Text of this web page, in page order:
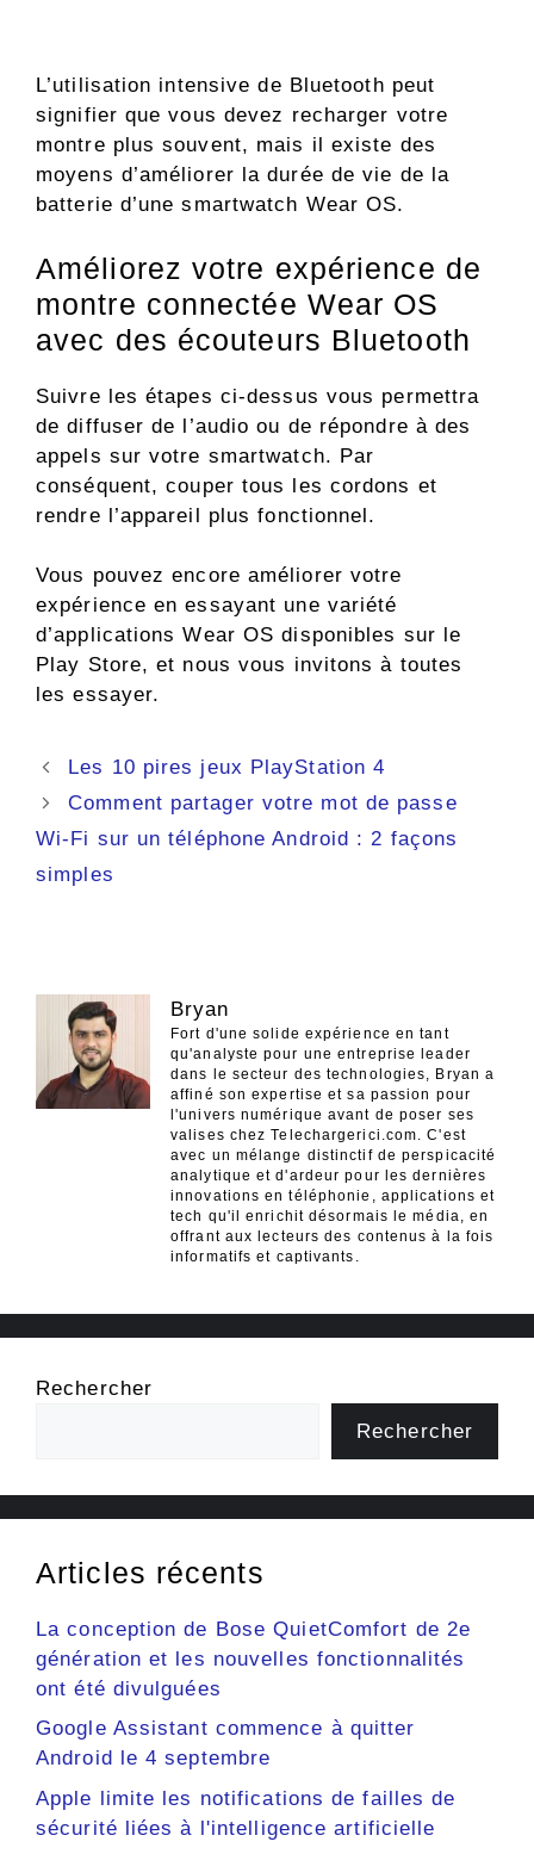
L’utilisation intensive de Bluetooth peut
signifier que vous devez recharger votre
montre plus souvent, mais il existe des
moyens d’améliorer la durée de vie de la
batterie d’une smartwatch Wear OS.
Améliorez votre expérience de
montre connectée Wear OS
avec des écouteurs Bluetooth
Suivre les étapes ci-dessus vous permettra
de diffuser de l’audio ou de répondre à des
appels sur votre smartwatch. Par
conséquent, couper tous les cordons et
rendre l’appareil plus fonctionnel.
Vous pouvez encore améliorer votre
expérience en essayant une variété
d’applications Wear OS disponibles sur le
Play Store, et nous vous invitons à toutes
les essayer.
Navigation
des
Les 10 pires jeux PlayStation 4
Comment partager votre mot de passe
Wi-Fi sur un téléphone Android : 2 façons
simples
Bryan
Fort d'une solide expérience en tant
qu'analyste pour une entreprise leader
dans le secteur des technologies, Bryan a
affiné son expertise et sa passion pour
l'univers numérique avant de poser ses
valises chez Telechargerici.com. C'est
avec un mélange distinctif de perspicacité
analytique et d'ardeur pour les dernières
innovations en téléphonie, applications et
tech qu'il enrichit désormais le média, en
offrant aux lecteurs des contenus à la fois
informatifs et captivants.
Rechercher
Rechercher
Articles récents
La conception de Bose QuietComfort de 2e
génération et les nouvelles fonctionnalités
ont été divulguées
Google Assistant commence à quitter
Android le 4 septembre
Apple limite les notifications de failles de
sécurité liées à l'intelligence artificielle